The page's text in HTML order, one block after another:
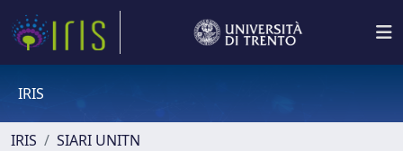
IRIS
IRIS
SIARI UNITN